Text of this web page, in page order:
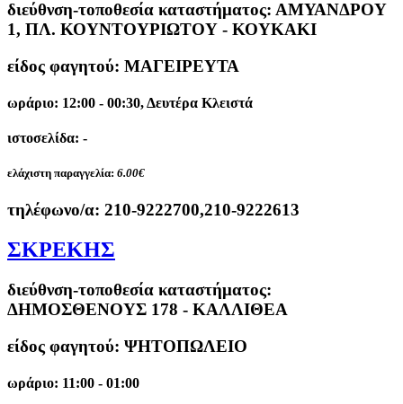
διεύθνση-τοποθεσία καταστήματος: ΑΜΥΑΝΔΡΟΥ
1, ΠΛ. ΚΟΥΝΤΟΥΡΙΩΤΟΥ - ΚΟΥΚΑΚΙ
είδος φαγητού: ΜΑΓΕΙΡΕΥΤΑ
ωράριο: 12:00 - 00:30, Δευτέρα Κλειστά
ιστοσελίδα: -
ελάχιστη παραγγελία: 6.00€
τηλέφωνο/α: 210-9222700,210-9222613
ΣΚΡΕΚΗΣ
διεύθνση-τοποθεσία καταστήματος:
ΔΗΜΟΣΘΕΝΟΥΣ 178 - ΚΑΛΛΙΘΕΑ
είδος φαγητού: ΨΗΤΟΠΩΛΕΙΟ
ωράριο: 11:00 - 01:00